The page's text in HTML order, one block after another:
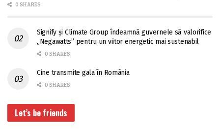
0 SHARES
Signify și Climate Group îndeamnă guvernele să valorifice
„Negawatts” pentru un viitor energetic mai sustenabil
0 SHARES
Cine transmite gala în România
0 SHARES
Let’s be friends